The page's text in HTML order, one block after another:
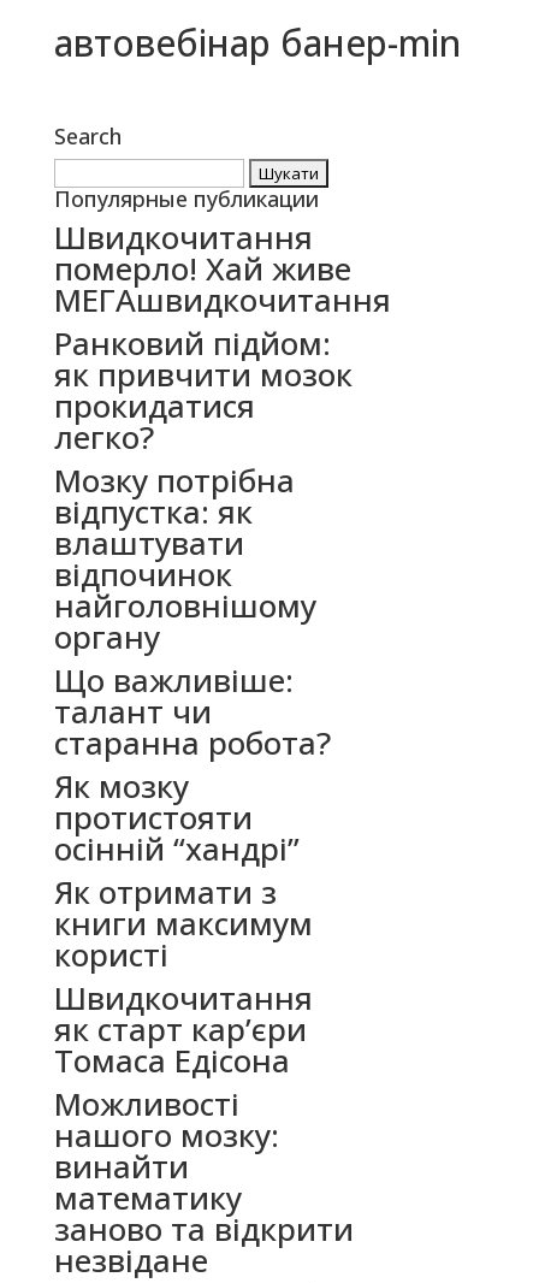
автовебінар банер-min
Search
Популярные публикации
Швидкочитання
померло! Хай живе
МЕГАшвидкочитання
Ранковий підйом:
як привчити мозок
прокидатися
легко?
Мозку потрібна
відпустка: як
влаштувати
відпочинок
найголовнішому
органу
Що важливіше:
талант чи
старанна робота?
Як мозку
протистояти
осінній “хандрі”
Як отримати з
книги максимум
користі
Швидкочитання
як старт кар’єри
Томаса Едісона
Можливості
нашого мозку:
винайти
математику
заново та відкрити
незвідане